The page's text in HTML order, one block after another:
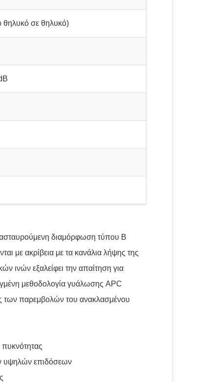
σε θηλυκό)
διαμόρφωση τύπου Β
με ακρίβεια με τα κανάλια λήψης της
ινών εξαλείφει την απαίτηση για
μεθοδολογία γυάλωσης APC
των παρεμβολών του ανακλασμένου
υψηλών επιδόσεων